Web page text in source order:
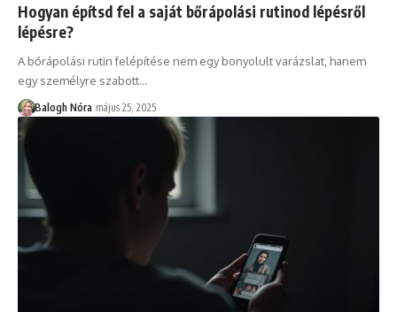
Hogyan építsd fel a saját bőrápolási rutinod lépésről
lépésre?
A bőrápolási rutin felépítése nem egy bonyolult varázslat, hanem
egy személyre szabott…
Balogh Nóra május 25, 2025